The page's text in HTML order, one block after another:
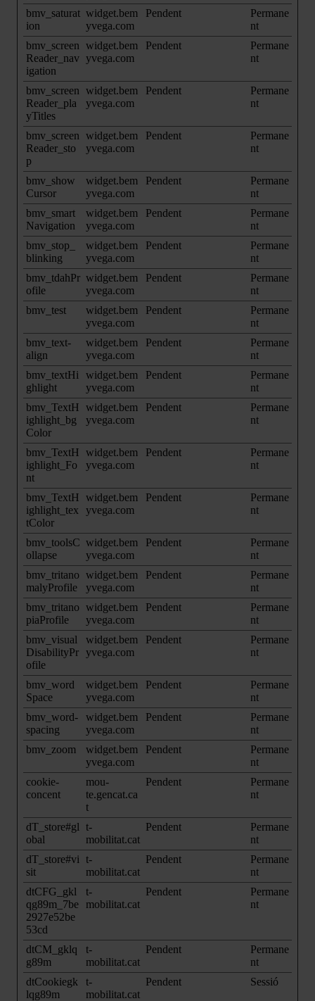
bmv_saturat
ion
widget.bem
yvega.com
Pendent
Permane
nt
bmv_screen
Reader_nav
igation
widget.bem
yvega.com
Pendent
Permane
nt
bmv_screen
Reader_pla
yTitles
widget.bem
yvega.com
Pendent
Permane
nt
bmv_screen
Reader_sto
p
widget.bem
yvega.com
Pendent
Permane
nt
bmv_show
Cursor
widget.bem
yvega.com
Pendent
Permane
nt
bmv_smart
Navigation
widget.bem
yvega.com
Pendent
Permane
nt
bmv_stop_
blinking
widget.bem
yvega.com
Pendent
Permane
nt
bmv_tdahPr
ofile
widget.bem
yvega.com
Pendent
Permane
nt
bmv_test
widget.bem
yvega.com
Pendent
Permane
nt
bmv_text-
align
widget.bem
yvega.com
Pendent
Permane
nt
bmv_textHi
ghlight
widget.bem
yvega.com
Pendent
Permane
nt
bmv_TextH
ighlight_bg
Color
widget.bem
yvega.com
Pendent
Permane
nt
bmv_TextH
ighlight_Fo
nt
widget.bem
yvega.com
Pendent
Permane
nt
bmv_TextH
ighlight_tex
tColor
widget.bem
yvega.com
Pendent
Permane
nt
bmv_toolsC
ollapse
widget.bem
yvega.com
Pendent
Permane
nt
bmv_tritano
malyProfile
widget.bem
yvega.com
Pendent
Permane
nt
bmv_tritano
piaProfile
widget.bem
yvega.com
Pendent
Permane
nt
bmv_visual
DisabilityPr
ofile
widget.bem
yvega.com
Pendent
Permane
nt
bmv_word
Space
widget.bem
yvega.com
Pendent
Permane
nt
bmv_word-
spacing
widget.bem
yvega.com
Pendent
Permane
nt
bmv_zoom
widget.bem
yvega.com
Pendent
Permane
nt
cookie-
concent
mou-
te.gencat.ca
t
Pendent
Permane
nt
dT_store#gl
obal
t-
mobilitat.cat
Pendent
Permane
nt
dT_store#vi
sit
t-
mobilitat.cat
Pendent
Permane
nt
dtCFG_gkl
qg89m_7be
2927e52be
53cd
t-
mobilitat.cat
Pendent
Permane
nt
dtCM_gklq
g89m
t-
mobilitat.cat
Pendent
Permane
nt
dtCookiegk
lqg89m
t-
mobilitat.cat
Pendent Sessió